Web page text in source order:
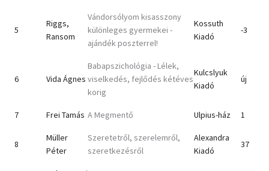
5
Riggs,
Ransom
Vándorsólyom kisasszony
különleges gyermekei -
ajándék poszterrel!
Kossuth
Kiadó
-3
6 Vida Ágnes
Babapszichológia - Lélek,
viselkedés, fejlődés kétéves
korig
Kulcslyuk
Kiadó
új
7 Frei Tamás A Megmentő Ulpius-ház 1
8
Müller
Péter
Szeretetről, szerelemről,
szeretkezésről
Alexandra
Kiadó
37